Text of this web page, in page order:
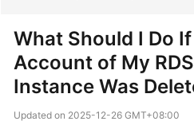
Service
Overview
What Should I Do
Account of My
Instance Was
Updated on 2025-12-26 GMT+08:00